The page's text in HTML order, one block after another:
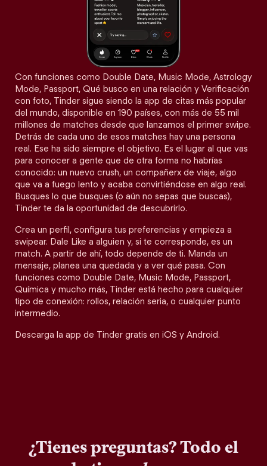
Con funciones como Double Date, Music Mode, Astrology
Mode, Passport, Qué busco en una relación y Verificación
con foto, Tinder sigue siendo la app de citas más popular
del mundo, disponible en 190 países, con más de 55 mil
millones de matches desde que lanzamos el primer swipe.
Detrás de cada uno de esos matches hay una persona
real. Ese ha sido siempre el objetivo. Es el lugar al que vas
para conocer a gente que de otra forma no habrías
conocido: un nuevo crush, un compañerx de viaje, algo
que va a fuego lento y acaba convirtiéndose en algo real.
Busques lo que busques (o aún no sepas que buscas),
Tinder te da la oportunidad de descubrirlo.
Crea un perfil, configura tus preferencias y empieza a
swipear. Dale Like a alguien y, si te corresponde, es un
match. A partir de ahí, todo depende de ti. Manda un
mensaje, planea una quedada y a ver qué pasa. Con
funciones como Double Date, Music Mode, Passport,
Química y mucho más, Tinder está hecho para cualquier
tipo de conexión: rollos, relación seria, o cualquier punto
intermedio.
Descarga la app de Tinder gratis en iOS y Android.
¿Tienes preguntas? Todo el